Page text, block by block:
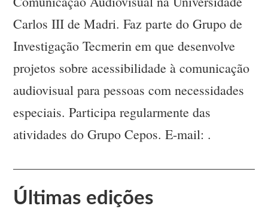
Carlos III de Madri. Faz parte do Grupo de
Investigação Tecmerin em que desenvolve
projetos sobre acessibilidade à comunicação
audiovisual para pessoas com necessidades
especiais. Participa regularmente das
atividades do Grupo Cepos. E-mail: .
Últimas edições